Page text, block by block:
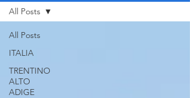
All Posts
ITALIA
TRENTINO
ALTO
ADIGE
All Posts